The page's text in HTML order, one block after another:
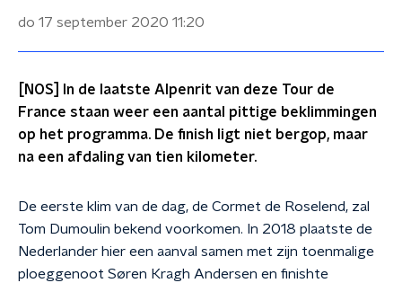
do 17 september 2020 11:20
[NOS] In de laatste Alpenrit van deze Tour de
France staan weer een aantal pittige beklimmingen
op het programma. De finish ligt niet bergop, maar
na een afdaling van tien kilometer.
De eerste klim van de dag, de Cormet de Roselend, zal
Tom Dumoulin bekend voorkomen. In 2018 plaatste de
Nederlander hier een aanval samen met zijn toenmalige
ploeggenoot Søren Kragh Andersen en finishte